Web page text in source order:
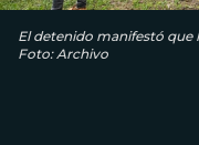
El detenido manifestó que
Foto: Archivo